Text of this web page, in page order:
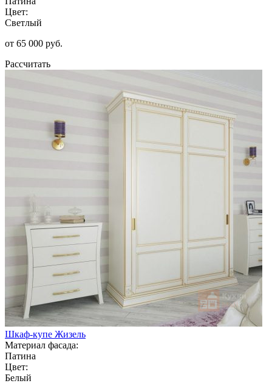
Цвет:
Светлый
от 65 000 руб.
Рассчитать
Шкаф-купе Жизель
Материал фасада:
Патина
Цвет:
Белый